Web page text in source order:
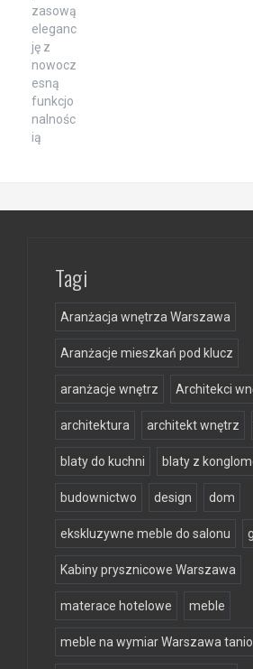
Tagi
Aranżacja wnętrza Warszawa
Aranżacje mieszkań pod klucz
aranżacje wnętrz Architekci
architektura architekt wnętrz
blaty do kuchni blaty z
budownictwo design dom
ekskluzywne meble do salonu
Kabiny prysznicowe Warszawa
materace hotelowe meble
meble na wymiar Warszawa tanio